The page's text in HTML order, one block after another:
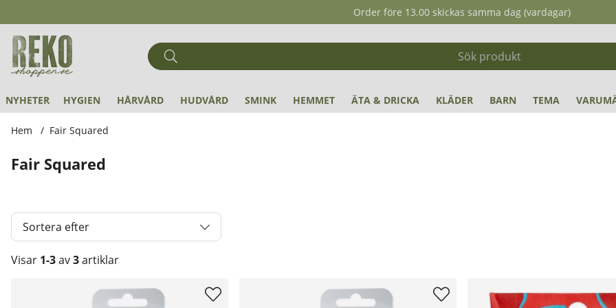
Order före 13.00 skickas samma dag (vardagar)
NYHETER HYGIEN HÅRVÅRD HUDVÅRD SMINK HEMMET ÄTA & DRICKA KLÄDER BARN TEMA
Hem Fair Squared
Fair Squared
Sortera efter
Visar 1-3av3artiklar